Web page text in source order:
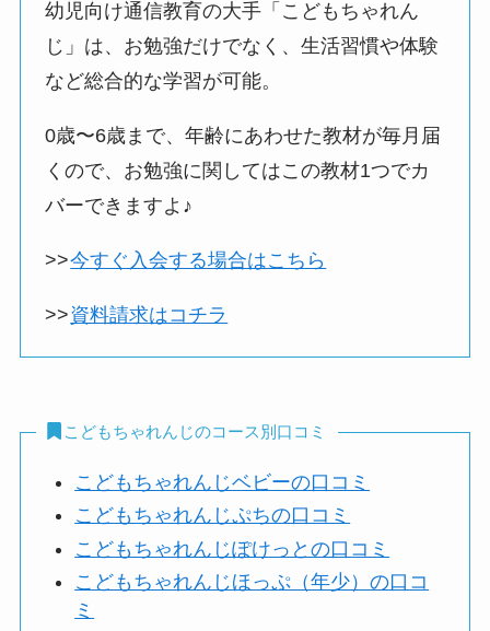
幼児向け通信教育の大手「こどもちゃれん
じ」は、お勉強だけでなく、生活習慣や体験
など総合的な学習が可能。
0歳〜6歳まで、年齢にあわせた教材が毎月届
くので、お勉強に関してはこの教材1つでカ
バーできますよ♪
>>今すぐ入会する場合はこちら
>>資料請求はコチラ
こどもちゃれんじのコース別口コミ
こどもちゃれんじベビーの口コミ
こどもちゃれんじぷちの口コミ
こどもちゃれんじぽけっとの口コミ
こどもちゃれんじほっぷ（年少）の口コ
ミ